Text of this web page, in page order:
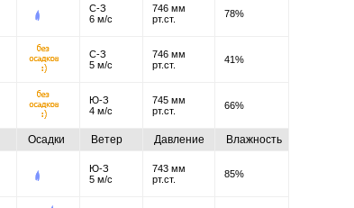
С-З
6 м/с
746 мм
рт.ст.
78%
С-З
5 м/с
746 мм
рт.ст.
41%
Ю-З
4 м/с
745 мм
рт.ст.
66%
Осадки Ветер Давление Влажность
Ю-З
5 м/с
743 мм
рт.ст.
85%